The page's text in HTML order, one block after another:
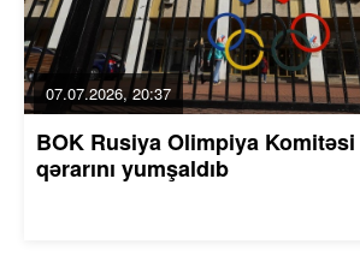
07.07.2026, 20:37
BOK Rusiya Olimpiya Komitəsi
qərarını yumşaldıb